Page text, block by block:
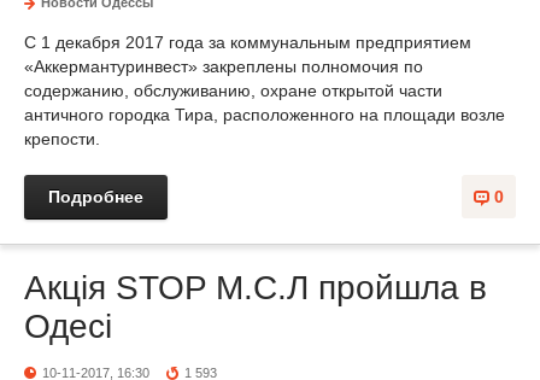
С 1 декабря 2017 года за коммунальным предприятием
«Аккермантуринвест» закреплены полномочия по
содержанию, обслуживанию, охране открытой части
античного городка Тира, расположенного на площади возле
крепости.
0
Подробнее
Акція STOP M.C.Л пройшла в
Одесі
10-11-2017, 16:30 1 593